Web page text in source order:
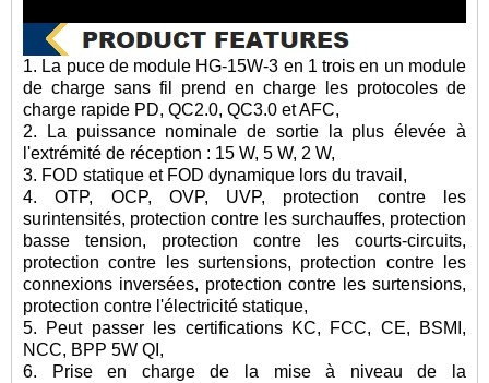
1. La puce de module HG-15W-3 en 1 trois en un module
de charge sans fil prend en charge les protocoles de
charge rapide PD, QC2.0, QC3.0 et AFC,
2. La puissance nominale de sortie la plus élevée à
l'extrémité de réception : 15 W, 5 W, 2 W,
3. FOD statique et FOD dynamique lors du travail,
4. OTP, OCP, OVP, UVP, protection contre les
surintensités, protection contre les surchauffes, protection
basse tension, protection contre les courts-circuits,
protection contre les surtensions, protection contre les
connexions inversées, protection contre les surtensions,
protection contre l'électricité statique,
5. Peut passer les certifications KC, FCC, CE, BSMI,
NCC, BPP 5W QI,
6. Prise en charge de la mise à niveau de la